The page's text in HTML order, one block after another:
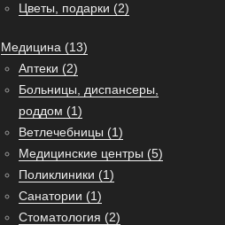
Цветы, подарки (2)
Медицина (13)
Аптеки (2)
Больницы, диспансеры,
роддом (1)
Ветлечебницы (1)
Медицинские центры (5)
Поликлиники (1)
Санатории (1)
Стоматология (2)